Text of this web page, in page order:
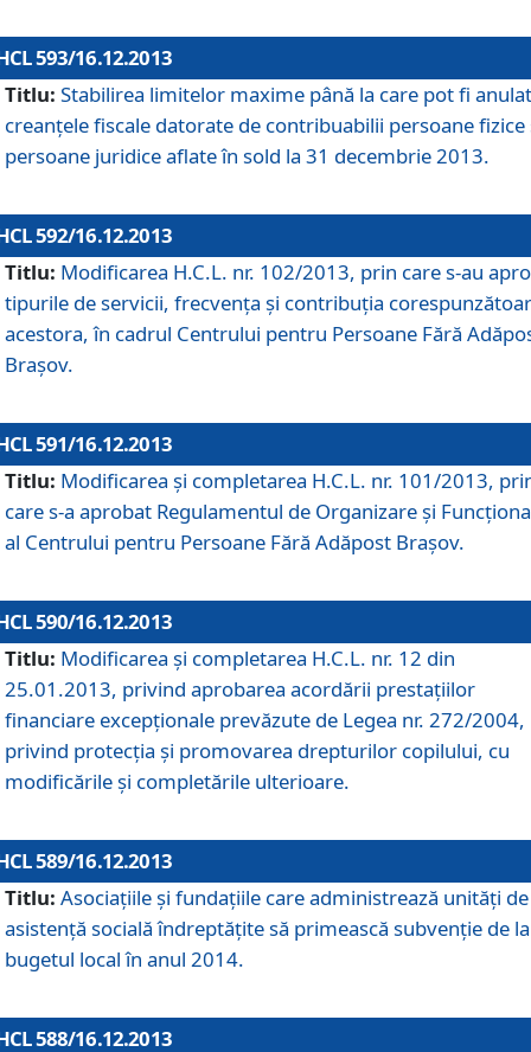
593/16.12.2013
Titlu: Stabilirea limitelor maxime până la care pot fi
creanţele fiscale datorate de contribuabilii persoane fizice
persoane juridice aflate în sold la 31 decembrie 2013.
592/16.12.2013
Titlu: Modificarea H.C.L. nr. 102/2013, prin care s-au
tipurile de servicii, frecvenţa şi contribuţia
acestora, în cadrul Centrului pentru Persoane Fără
Braşov.
591/16.12.2013
Titlu: Modificarea şi completarea H.C.L. nr. 101/2013,
care s-a aprobat Regulamentul de Organizare şi
al Centrului pentru Persoane Fără Adăpost Braşov.
590/16.12.2013
Titlu: Modificarea şi completarea H.C.L. nr. 12 din
25.01.2013, privind aprobarea acordării prestaţiilor
financiare excepţionale prevăzute de Legea nr. 272/2004,
privind protecţia şi promovarea drepturilor copilului, cu
modificările şi completările ulterioare.
589/16.12.2013
Titlu: Asociaţiile şi fundaţiile care administrează unităţi de
asistenţă socială îndreptăţite să primească subvenţie de la
bugetul local în anul 2014.
588/16.12.2013